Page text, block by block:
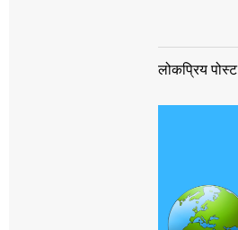
लोकप्रिय पोस्ट